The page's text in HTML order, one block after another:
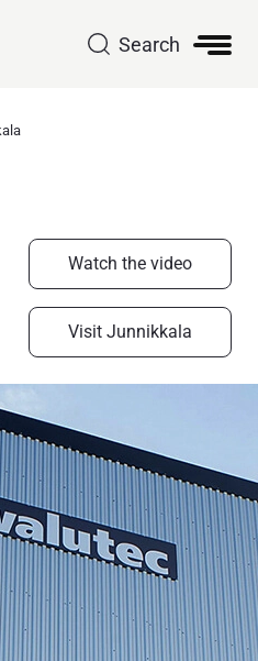
Search
Watch the video
Visit Junnikkala